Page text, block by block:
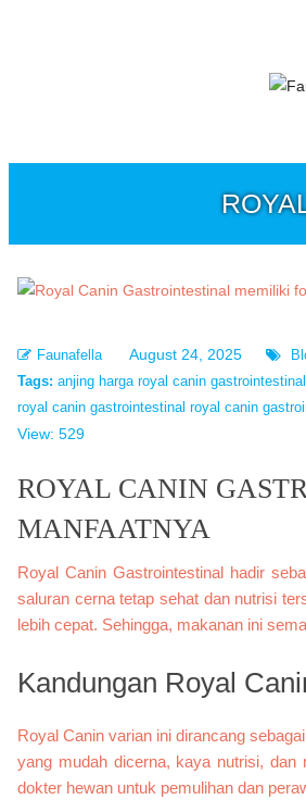
Faunafella August 24, 2025
Tags: anjing harga royal canin gastrointestinal
royal canin gastrointestinal royal canin
View: 529
ROYAL CANIN
MANFAATNYA
Royal Canin Gastrointestinal hadir
saluran cerna tetap sehat dan nutrisi
lebih cepat. Sehingga, makanan ini
Kandungan Royal
Royal Canin varian ini dirancang
yang mudah dicerna, kaya nutrisi, dan
dokter hewan untuk pemulihan dan